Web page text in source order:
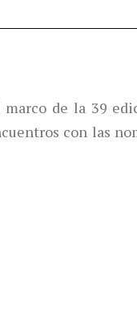
marco de la 39
con las